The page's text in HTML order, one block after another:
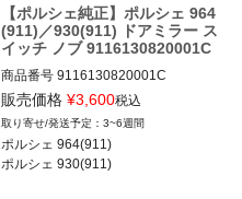
【ポルシェ純正】ポルシェ 964
(911)／930(911) ドアミラー ス
イッチ ノブ 9116130820001C
商品番号 9116130820001C
ポルシェ 964(911) カレラ2／カレラ4
／カレラRS／ターボ 89-93
ポルシェ 930(911) カレラ／ターボ 87
-89
販売価格 ¥3,600税込
3~6週間
ポルシェ 964(911)
ポルシェ 930(911)